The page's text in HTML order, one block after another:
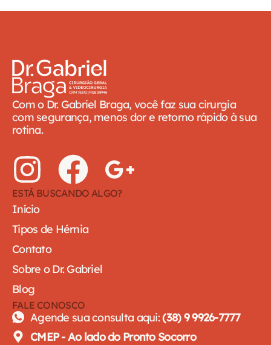
Com o Dr. Gabriel Braga, você faz sua cirurgia
com segurança, menos dor e retorno rápido à sua
rotina.
ESTÁ BUSCANDO ALGO?
Início
Tipos de Hérnia
Contato
Sobre o Dr. Gabriel
Blog
FALE CONOSCO
Agende sua consulta aqui:(38) 9 9926-7777
CMEP - Ao lado do Pronto Socorro